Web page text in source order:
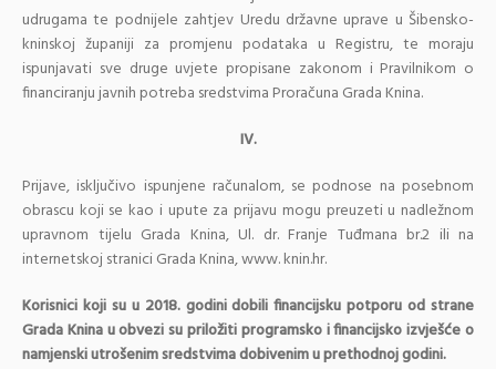
udrugama te podnijele zahtjev Uredu državne uprave u Šibensko-
kninskoj županiji za promjenu podataka u Registru, te moraju
ispunjavati sve druge uvjete propisane zakonom i Pravilnikom o
financiranju javnih potreba sredstvima Proračuna Grada Knina.
IV.
Prijave, isključivo ispunjene računalom, se podnose na posebnom
obrascu koji se kao i upute za prijavu mogu preuzeti u nadležnom
upravnom tijelu Grada Knina, Ul. dr. Franje Tuđmana br.2 ili na
internetskoj stranici Grada Knina, www. knin.hr.
Korisnici koji su u 2018. godini dobili financijsku potporu od strane
Grada Knina u obvezi su priložiti programsko i financijsko izvješće o
namjenski utrošenim sredstvima dobivenim u prethodnoj godini.